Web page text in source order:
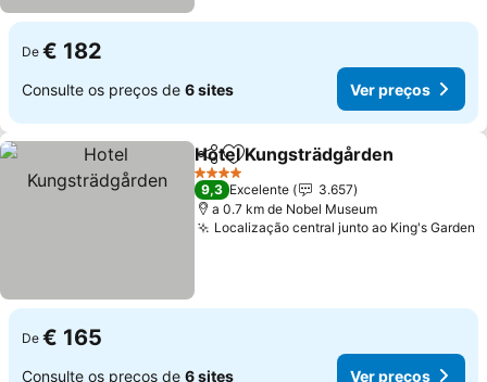
De € 182
Consulte os preços de 6 sites Ver preços
PartilharAdicionar aos favoritos
Hotel Kungsträdgården
4 Estrelas
9,3 Excelente
3.657
a 0.7 km de Nobel Museum
Localização central junto ao King's Garden
De € 165
Consulte os preços de 6 sites Ver preços